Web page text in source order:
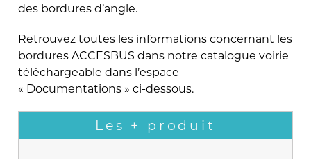
des bordures d’angle.
Retrouvez toutes les informations concernant les
bordures ACCESBUS dans notre catalogue voirie
téléchargeable dans l’espace
« Documentations » ci-dessous.
Les + produit